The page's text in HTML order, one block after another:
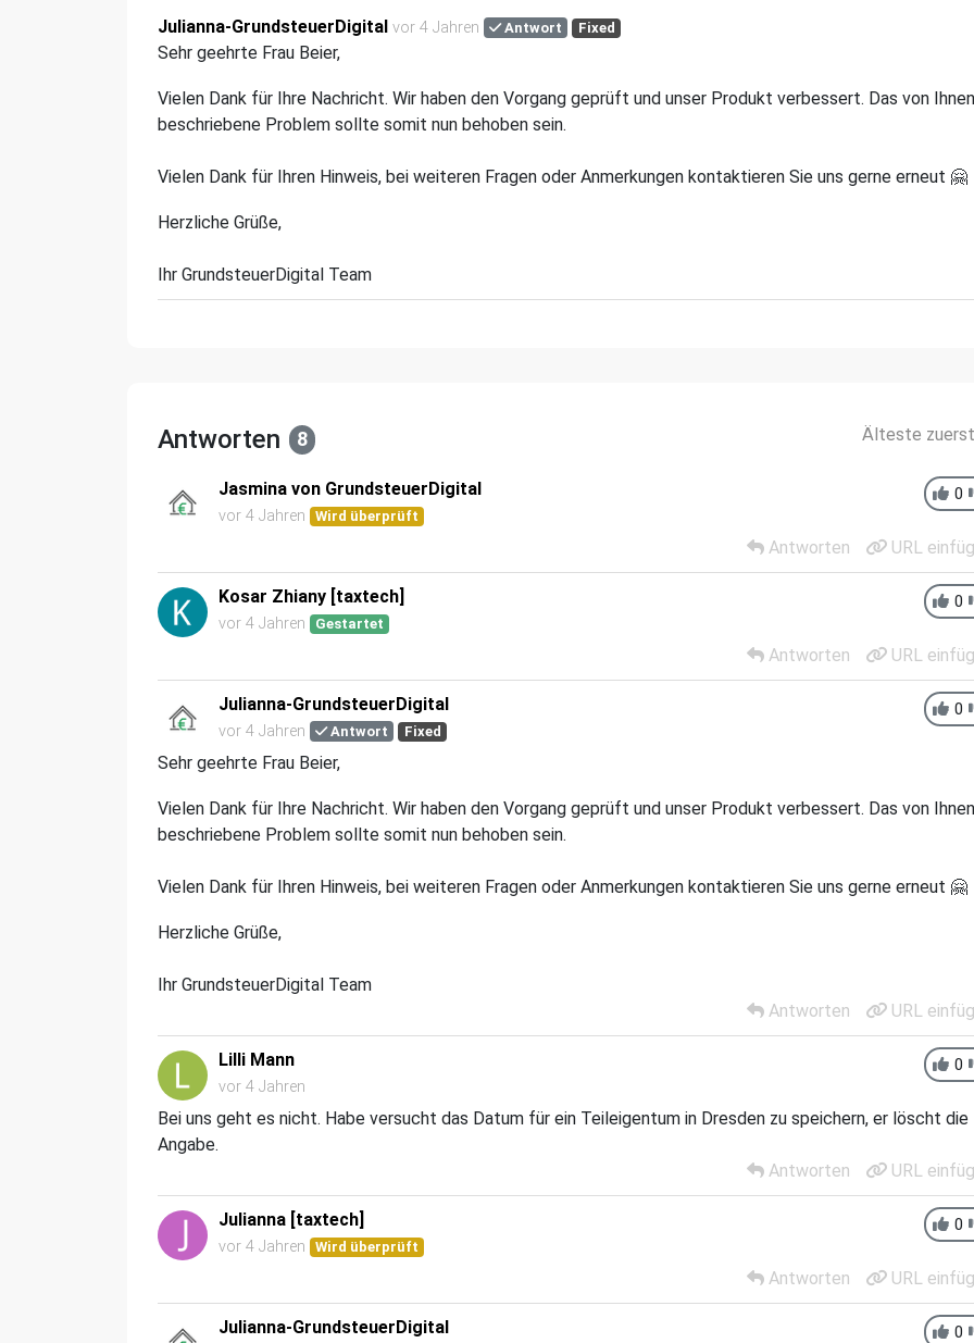
Julianna-GrundsteuerDigital vor 4 Jahren Antwort Fixed
Sehr geehrte Frau Beier,
Vielen Dank für Ihre Nachricht. Wir haben den Vorgang geprüft und unser Produkt verbessert. Das von Ihnen
beschriebene Problem sollte somit nun behoben sein.
Vielen Dank für Ihren Hinweis, bei weiteren Fragen oder Anmerkungen kontaktieren Sie uns gerne erneut 🤗
Herzliche Grüße,
Ihr GrundsteuerDigital Team
Antworten 8 Älteste
0
Jasmina von GrundsteuerDigital
vor 4 Jahren Wird überprüft
Antworten URL
0
Kosar Zhiany [taxtech]
vor 4 Jahren Gestartet
Antworten URL
0
Julianna-GrundsteuerDigital
vor 4 Jahren Antwort Fixed
Sehr geehrte Frau Beier,
Vielen Dank für Ihre Nachricht. Wir haben den Vorgang geprüft und unser Produkt verbessert. Das von Ihnen
beschriebene Problem sollte somit nun behoben sein.
Vielen Dank für Ihren Hinweis, bei weiteren Fragen oder Anmerkungen kontaktieren Sie uns gerne erneut 🤗
Herzliche Grüße,
Ihr GrundsteuerDigital Team
Antworten
URL
0
Lilli Mann
vor 4 Jahren
Bei uns geht es nicht. Habe versucht das Datum für ein Teileigentum in Dresden zu speichern, er löscht die
Angabe.
Antworten
URL
0
Julianna [taxtech]
vor 4 Jahren Wird überprüft
Antworten URL
0
Julianna-GrundsteuerDigital